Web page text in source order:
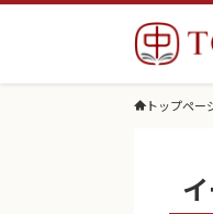
トップペー